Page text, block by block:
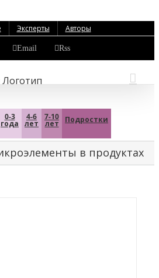
Эксперты Авторы
Email Rss
0-3
года
4-6
лет
7-10
лет Подростки
в продуктах